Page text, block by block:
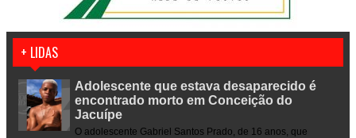
+ LIDAS
Adolescente que estava desaparecido é
encontrado morto em Conceição do
Jacuípe
O adolescente Gabriel Santos Prado, de 16 anos, que